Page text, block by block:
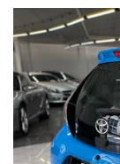
Preventivi di
su misura a
I Km delle
nella fattura e nel
WE SPEAK